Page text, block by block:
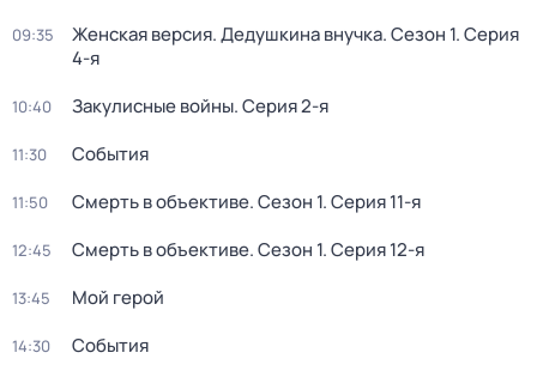
09:35 Женская версия. Дедушкина внучка. Сезон 1. Серия
4-я
10:40 Закулисные войны. Серия 2-я
11:30 События
11:50 Смерть в объективе. Сезон 1. Серия 11-я
12:45 Смерть в объективе. Сезон 1. Серия 12-я
13:45 Мой герой
14:30 События